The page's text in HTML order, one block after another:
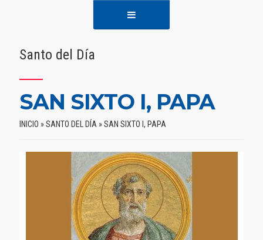
Santo del Día
SAN SIXTO I, PAPA
INICIO »SANTO DEL DÍA »SAN SIXTO I, PAPA